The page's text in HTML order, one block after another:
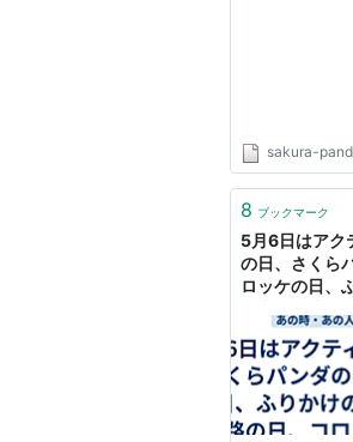
sakura-
8 ブックマーク
5月6日はアク
の日、さくら
ロッケの日、
の日、等の日
かれて旅する
何の日＆ハッ